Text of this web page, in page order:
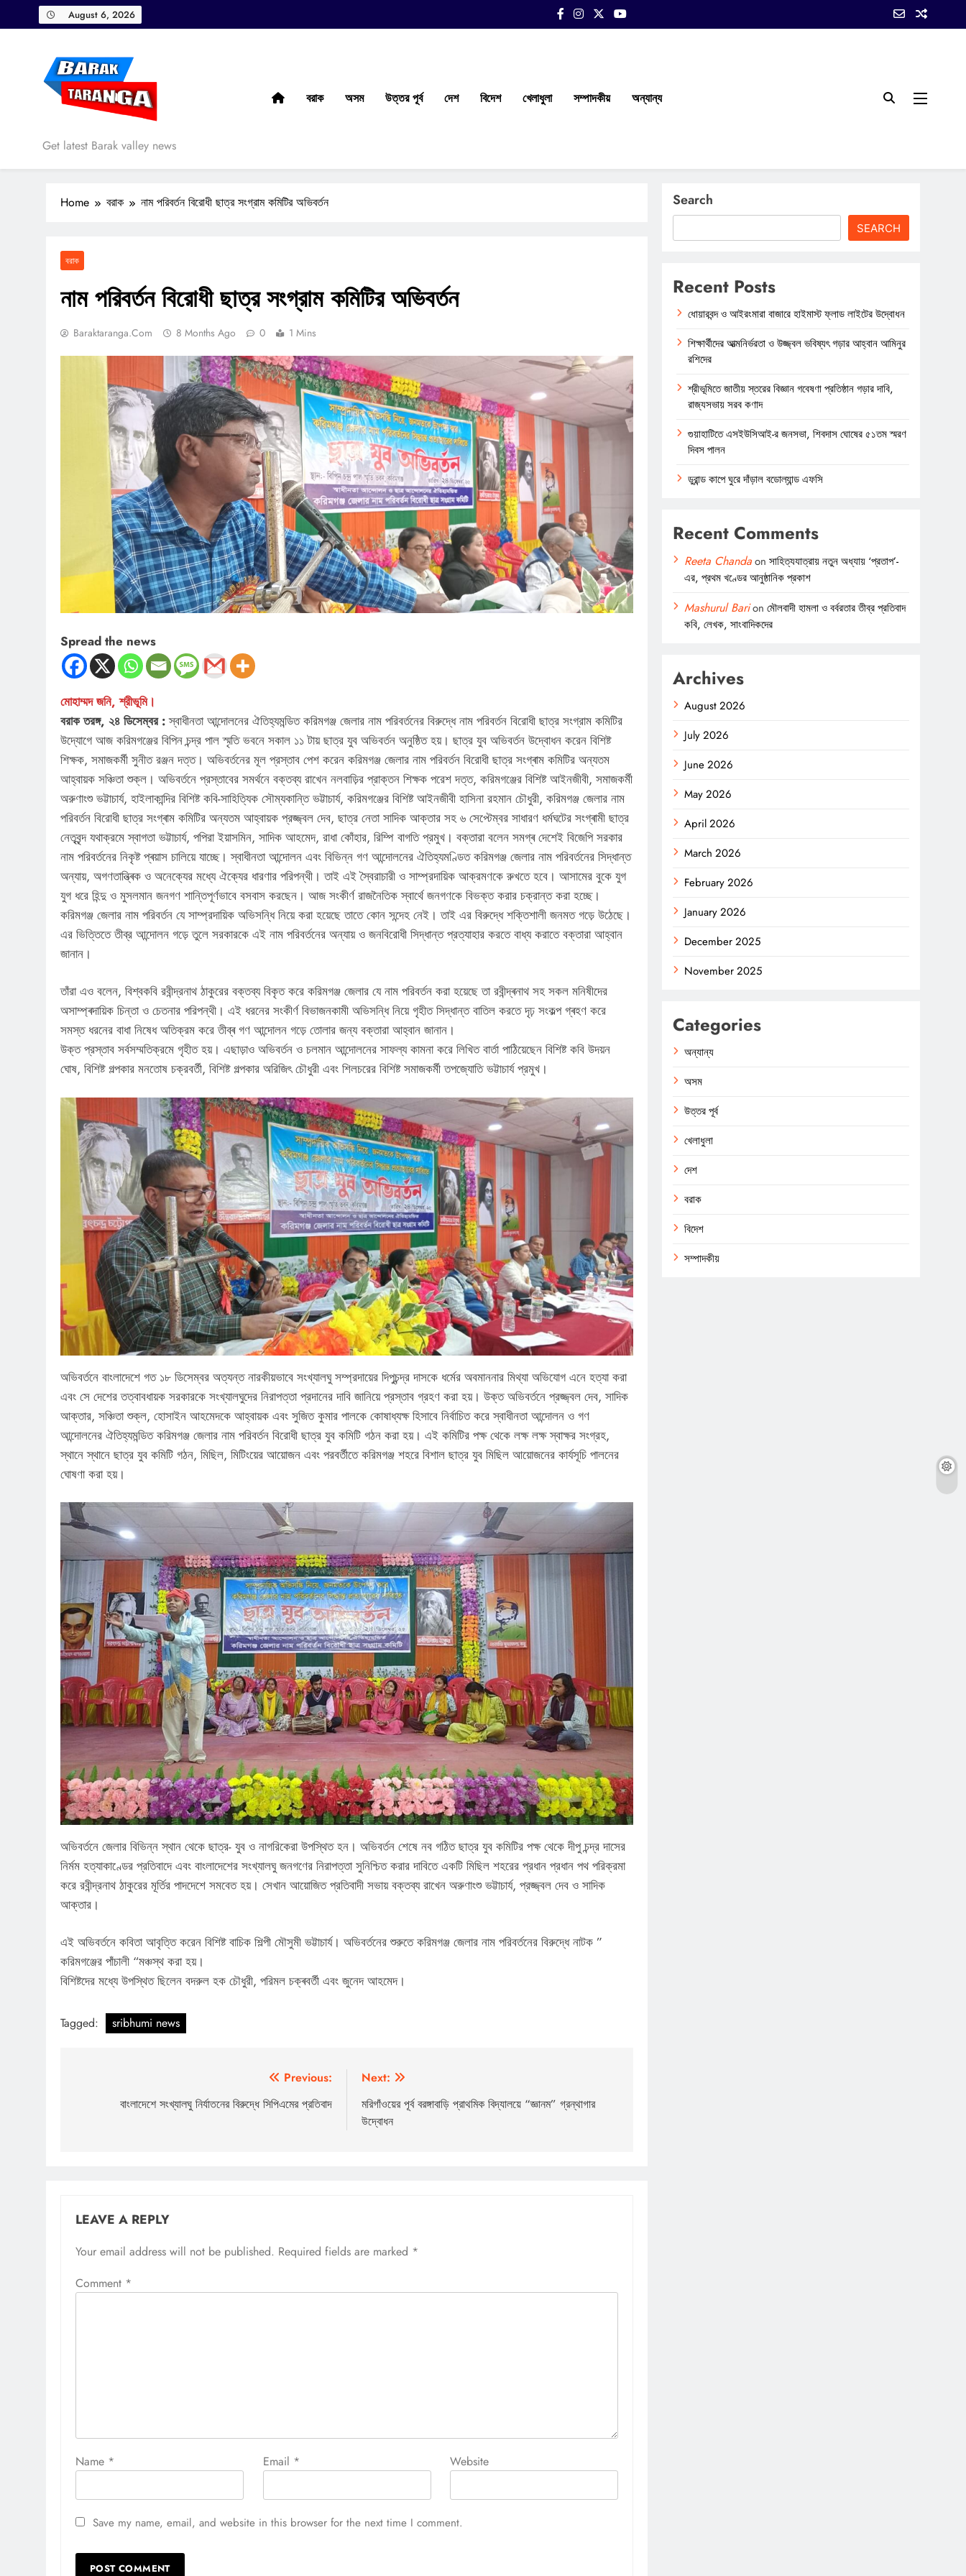
to
August 6, 2026
Barak Taranga
Get latest Barak valley news
বরাক অসম উত্তর পূর্ব দেশ বিদেশ খেলাধুলা সম্পাদকীয় অন্যান্য
Home বরাক নাম পরিবর্তন বিরোধী ছাত্র সংগ্রাম কমিটির অভিবর্তন
বরাক
নাম পরিবর্তন বিরোধী ছাত্র সংগ্রাম কমিটির অভিবর্তন
Baraktaranga.com 8 Months Ago 0 1 Mins
Spread the news
মোহাম্মদ জনি, শ্রীভূমি।
বরাক তরঙ্গ, ২৪ ডিসেম্বর :স্বাধীনতা আন্দোলনের ঐতিহ্যমন্ডিত করিমগঞ্জ জেলার নাম পরিবর্তনের বিরুদ্ধে নাম পরিবর্তন বিরোধী ছাত্র সংগ্রাম কমিটির
উদ্যোগে আজ করিমগঞ্জের বিপিন চন্দ্র পাল স্মৃতি ভবনে সকাল ১১ টায় ছাত্র যুব অভিবর্তন অনুষ্ঠিত হয়। ছাত্র যুব অভিবর্তন উদ্বোধন করেন বিশিষ্ট
শিক্ষক, সমাজকর্মী সুনীত রঞ্জন দত্ত। অভিবর্তনের মূল প্রস্তাব পেশ করেন করিমগঞ্জ জেলার নাম পরিবর্তন বিরোধী ছাত্র সংগ্ৰাম কমিটির অন্যতম
আহ্বায়ক সঞ্চিতা শুক্ল। অভিবর্তনে প্রস্তাবের সমর্থনে বক্তব্য রাখেন নলবাড়ির প্রাক্তন শিক্ষক পরেশ দত্ত, করিমগঞ্জের বিশিষ্ট আইনজীবী, সমাজকর্মী
অরুণাংশু ভট্টাচার্য, হাইলাকান্দির বিশিষ্ট কবি-সাহিত্যিক সৌম্যকান্তি ভট্টাচার্য, করিমগঞ্জের বিশিষ্ট আইনজীবী হাসিনা রহমান চৌধুরী, করিমগঞ্জ জেলার নাম
পরিবর্তন বিরোধী ছাত্র সংগ্ৰাম কমিটির অন্যতম আহ্বায়ক প্রজ্জ্বল দেব, ছাত্র নেতা সাদিক আক্তার সহ ৬ সেপ্টেম্বর সাধারণ ধর্মঘটের সংগ্ৰামী ছাত্র
নেতৃবৃন্দ যথাক্রমে স্বাগতা ভট্টাচার্য, পপিরা ইয়াসমিন, সাদিক আহমেদ, রাধা কোঁহার, রিম্পি বাগতি প্রমুখ। বক্তারা বলেন সমগ্ৰ দেশেই বিজেপি সরকার
নাম পরিবর্তনের নিকৃষ্ট প্ৰয়াস চালিয়ে যাচ্ছে। স্বাধীনতা আন্দোলন এবং বিভিন্ন গণ আন্দোলনের ঐতিহ্যমণ্ডিত করিমগঞ্জ জেলার নাম পরিবর্তনের সিদ্ধান্ত
অন্যায়, অগণতান্ত্ৰিক ও অনেক্যের মধ্যে ঐক্যের ধারণার পরিপন্থী। তাই এই স্বৈরাচারী ও সাম্প্রদায়িক আক্রমণকে রুখতে হবে। আসামের বুকে যুগ
যুগ ধরে হিন্দু ও মুসলমান জনগণ শান্তিপূর্ণভাবে বসবাস করছেন। আজ সংকীর্ণ রাজনৈতিক স্বার্থে জনগণকে বিভক্ত করার চক্রান্ত করা হচ্ছে।
করিমগঞ্জ জেলার নাম পরিবর্তন যে সাম্প্রদায়িক অভিসন্ধি নিয়ে করা হয়েছে তাতে কোন সন্দেহ নেই। তাই এর বিরুদ্ধে শক্তিশালী জনমত গড়ে উঠেছে।
এর ভিত্তিতে তীব্র আন্দোলন গড়ে তুলে সরকারকে এই নাম পরিবর্তনের অন্যায় ও জনবিরোধী সিদ্ধান্ত প্রত্যাহার করতে বাধ্য করাতে বক্তারা আহ্বান
জানান।
তাঁরা এও বলেন, বিশ্বকবি রবীন্দ্রনাথ ঠাকুরের বক্তব্য বিকৃত করে করিমগঞ্জ জেলার যে নাম পরিবৰ্তন করা হয়েছে তা রবীন্দ্ৰনাথ সহ সকল মনিষীদের
অসাম্প্ৰদায়িক চিন্তা ও চেতনার পরিপন্থী। এই ধরনের সংকীৰ্ণ বিভাজনকামী অভিসন্ধি নিয়ে গৃহীত সিদ্ধান্ত বাতিল করতে দৃঢ় সংকল্প গ্ৰহণ করে
সমস্ত ধরনের বাধা নিষেধ অতিক্রম করে তীব্ৰ গণ আন্দোলন গড়ে তোলার জন্য বক্তারা আহ্বান জানান।
উক্ত প্রস্তাব সর্বসম্মতিক্রমে গৃহীত হয়। এছাড়াও অভিবর্তন ও চলমান আন্দোলনের সাফল্য কামনা করে লিখিত বার্তা পাঠিয়েছেন বিশিষ্ট কবি উদয়ন
ঘোষ, বিশিষ্ট গল্পকার মনতোষ চক্রবর্তী, বিশিষ্ট গল্পকার অরিজিৎ চৌধুরী এবং শিলচরের বিশিষ্ট সমাজকর্মী তপজ্যোতি ভট্টাচার্য প্রমুখ।
অভিবর্তনে বাংলাদেশে গত ১৮ ডিসেম্বর অত্যন্ত নারকীয়ভাবে সংখ্যালঘু সম্প্রদায়ের দিপুচন্দ্র দাসকে ধর্মের অবমাননার মিথ্যা অভিযোগ এনে হত্যা করা
এবং সে দেশের তত্বাবধায়ক সরকারকে সংখ্যালঘুদের নিরাপত্তা প্রদানের দাবি জানিয়ে প্রস্তাব গ্রহণ করা হয়। উক্ত অভিবর্তনে প্রজ্জ্বল দেব, সাদিক
আক্তার, সঞ্চিতা শুক্ল, হোসাইন আহমেদকে আহ্বায়ক এবং সুজিত কুমার পালকে কোষাধ্যক্ষ হিসাবে নির্বাচিত করে স্বাধীনতা আন্দোলন ও গণ
আন্দোলনের ঐতিহ্যমন্ডিত করিমগঞ্জ জেলার নাম পরিবর্তন বিরোধী ছাত্র যুব কমিটি গঠন করা হয়। এই কমিটির পক্ষ থেকে লক্ষ লক্ষ স্বাক্ষর সংগ্রহ,
স্থানে স্থানে ছাত্র যুব কমিটি গঠন, মিছিল, মিটিংয়ের আয়োজন এবং পরবর্তীতে করিমগঞ্জ শহরে বিশাল ছাত্র যুব মিছিল আয়োজনের কার্যসূচি পালনের
ঘোষণা করা হয়।
অভিবর্তনে জেলার বিভিন্ন স্থান থেকে ছাত্র- যুব ও নাগরিকেরা উপস্থিত হন। অভিবর্তন শেষে নব গঠিত ছাত্র যুব কমিটির পক্ষ থেকে দীপু চন্দ্র দাসের
নির্মম হত্যাকাণ্ডের প্রতিবাদে এবং বাংলাদেশের সংখ্যালঘু জনগণের নিরাপত্তা সুনিশ্চিত করার দাবিতে একটি মিছিল শহরের প্রধান প্রধান পথ পরিক্রমা
করে রবীন্দ্রনাথ ঠাকুরের মূর্তির পাদদেশে সমবেত হয়। সেখান আয়োজিত প্রতিবাদী সভায় বক্তব্য রাখেন অরুণাংশু ভট্টাচার্য, প্রজ্জ্বল দেব ও সাদিক
আক্তার।
এই অভিবর্তনে কবিতা আবৃত্তি করেন বিশিষ্ট বাচিক শিল্পী মৌসুমী ভট্টাচার্য। অভিবর্তনের শুরুতে করিমগঞ্জ জেলার নাম পরিবর্তনের বিরুদ্ধে নাটক ”
করিমগঞ্জের পাঁচালী “মঞ্চস্থ করা হয়।
বিশিষ্টদের মধ্যে উপস্থিত ছিলেন বদরুল হক চৌধুরী, পরিমল চক্ৰবৰ্তী এবং জুনেদ আহমেদ।
Tagged: sribhumi news
navigation
Previous:
বাংলাদেশে সংখ্যালঘু নির্যাতনের বিরুদ্ধে সিপিএমের প্রতিবাদ
Next:
মরিগাঁওয়ের পূর্ব বরঙ্গাবাড়ি প্রাথমিক বিদ্যালয়ে “জ্ঞানম” গ্রন্থাগার
উদ্বোধন
LEAVE A REPLY
Your email address will not be published. Required fields are marked *
Comment *
Name * Email * Website
Save my name, email, and website in this browser for the next time I comment.
Search
SEARCH
Recent Posts
ধোয়ারবন্দ ও আইরংমারা বাজারে হাইমাস্ট ফ্লাড লাইটের উদ্বোধন
শিক্ষার্থীদের আত্মনির্ভরতা ও উজ্জ্বল ভবিষ্যৎ গড়ার আহ্বান আমিনুর
রশিদের
শ্রীভূমিতে জাতীয় স্তরের বিজ্ঞান গবেষণা প্রতিষ্ঠান গড়ার দাবি,
রাজ্যসভায় সরব কণাদ
গুয়াহাটিতে এসইউসিআই-র জনসভা, শিবদাস ঘোষের ৫১তম স্মরণ
দিবস পালন
ডুরান্ড কাপে ঘুরে দাঁড়াল বডোল্যান্ড এফসি
Recent Comments
Reeta Chandaonসাহিত্যযাত্রায় নতুন অধ্যায় ‘প্রতাপ’-
এর, প্রথম খণ্ডের আনুষ্ঠানিক প্রকাশ
Mashurul Barionমৌলবাদী হামলা ও বর্বরতার তীব্র প্রতিবাদ
কবি, লেখক, সাংবাদিকদের
Archives
August 2026
July 2026
June 2026
May 2026
April 2026
March 2026
February 2026
January 2026
December 2025
November 2025
Categories
অন্যান্য
অসম
উত্তর পূর্ব
খেলাধুলা
দেশ
বরাক
বিদেশ
সম্পাদকীয়